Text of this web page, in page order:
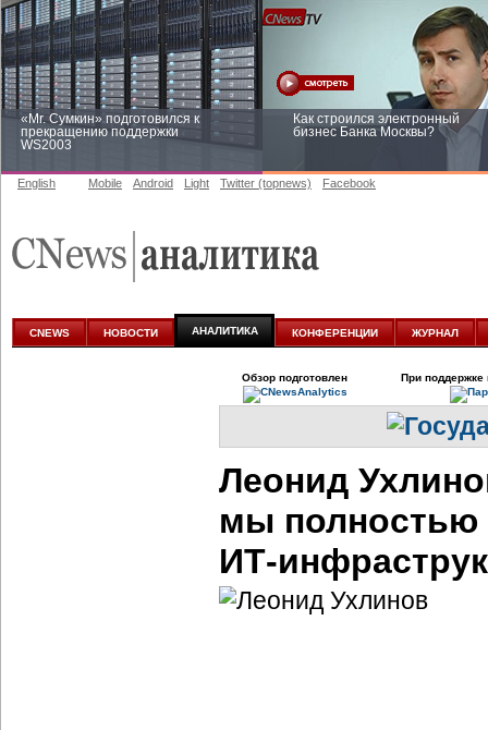
«Mr. Сумкин» подготовился к
прекращению поддержки
WS2003
Как строился электронный
бизнес Банка Москвы?
аналитике
English Mobile Android Light Twitter (topnews) Facebook
CNEWS НОВОСТИ АНАЛИТИКА КОНФЕРЕНЦИИ ЖУРНАЛ
Обзор подготовлен При поддержке
Леонид
мы полностью
ИТ-